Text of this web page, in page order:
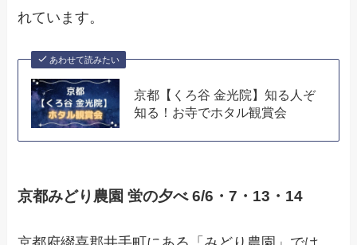
れています。
あわせて読みたい
京都【くろ谷 金光院】知る人ぞ
知る！お寺でホタル観賞会
京都みどり農園 蛍の夕べ 6/6・7・13・14